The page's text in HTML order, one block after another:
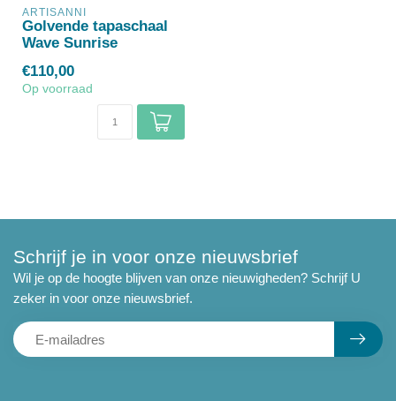
ARTISANNI
Golvende tapaschaal
Wave Sunrise
€110,00
Op voorraad
Schrijf je in voor onze nieuwsbrief
Wil je op de hoogte blijven van onze nieuwigheden? Schrijf U
zeker in voor onze nieuwsbrief.